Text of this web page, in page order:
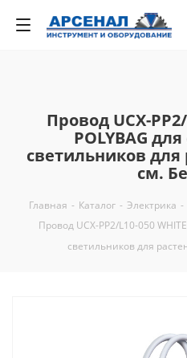
Провод UCX-
POLYBAG
светильников для
см.
Главная - Каталог - Электрика -
Провод UCX-PP2/L10-050
светильников для